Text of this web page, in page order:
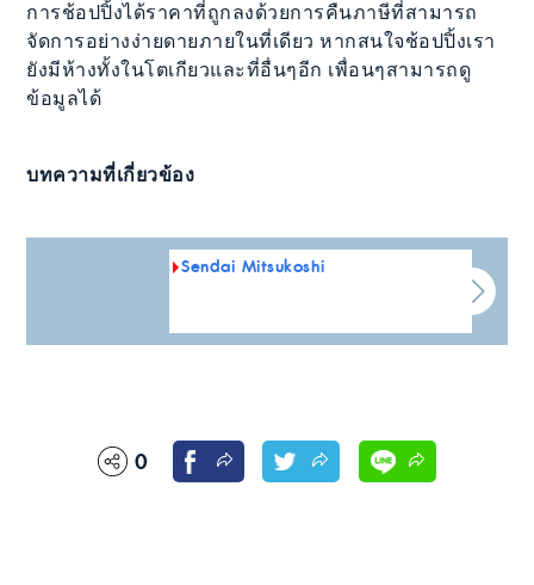
การช้อปปิ้งได้ราคาที่ถูกลงด้วยการคืนภาษีที่สามารถ
จัดการอย่างง่ายดายภายในที่เดียว หากสนใจช้อปปิ้งเรา
ยังมีห้างทั้งในโตเกียวและที่อื่นๆอีก เพื่อนๆสามารถดู
ข้อมูลได้
บทความที่เกี่ยวข้อง
Sendai Mitsukoshi
0